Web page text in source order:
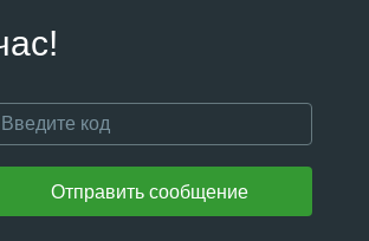
Отправить сообщение